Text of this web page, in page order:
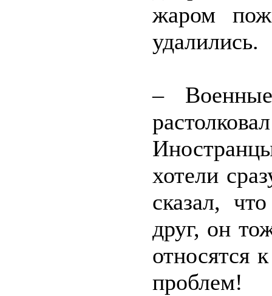
жаром
удалились.
–
хотели
сказал,
друг, он
относятся
проблем!